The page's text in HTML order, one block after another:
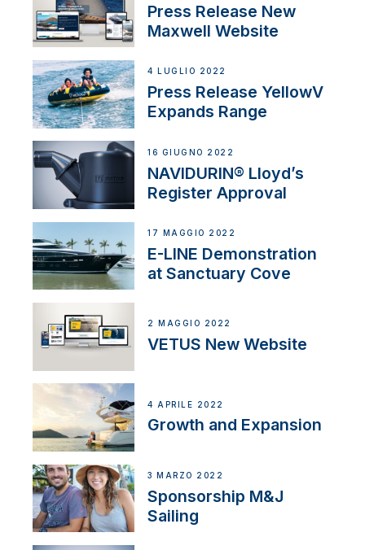
Press Release New
Maxwell Website
4 LUGLIO 2022
Press Release YellowV
Expands Range
16 GIUGNO 2022
NAVIDURIN® Lloyd’s
Register Approval
17 MAGGIO 2022
E-LINE Demonstration
at Sanctuary Cove
2 MAGGIO 2022
VETUS New Website
4 APRILE 2022
Growth and Expansion
3 MARZO 2022
Sponsorship M&J
Sailing